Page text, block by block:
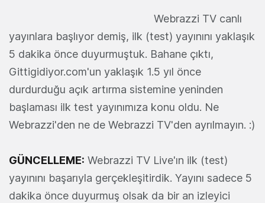
Webrazzi TV canlı
yayınlara başlıyor demiş, ilk (test) yayınını yaklaşık
5 dakika önce duyurmuştuk. Bahane çıktı,
Gittigidiyor.com'un yaklaşık 1.5 yıl önce
durdurduğu açık artırma sistemine yeninden
başlaması ilk test yayınımıza konu oldu. Ne
Webrazzi'den ne de Webrazzi TV'den ayrılmayın. :)
GÜNCELLEME: Webrazzi TV Live'ın ilk (test)
yayınını başarıyla gerçekleşitirdik. Yayını sadece 5
dakika önce duyurmuş olsak da bir an izleyici